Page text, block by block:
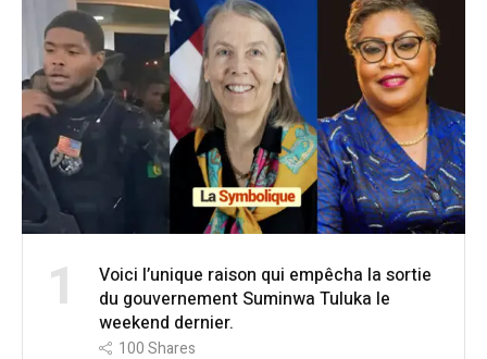
1
Voici l’unique raison qui empêcha la sortie
du gouvernement Suminwa Tuluka le
weekend dernier.
100Shares